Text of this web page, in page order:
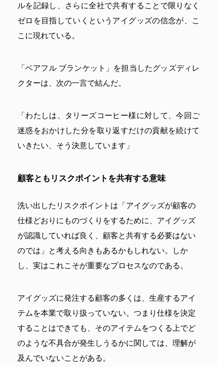
ルを記録し、さらに全社で共有することで限りなく
ゼロを目指していくというアイグッズの信念が、こ
こに現れている。
「ベアフル ブランケット」を担当したグッズディレ
クターは、次の一言で結んだ。
「わたしは、タリーズコーヒー様に対して、今回ご
迷惑をおかけした分を取り返すだけの貢献を続けて
いきたい、そう決意しています」
顧客ともリスクポイントを共有する意味
洗い出したリスクポイントは「アイグッズが顧客の
仕様どおりにものづくりをするために、アイグッズ
が認識していれば良く、顧客と共有する必要はない
のでは」と考える向きもあるかもしれない。しか
し、実はこれこそが重要なプロセスなのである。
アイグッズに発注する顧客の多くは、生産するアイ
テムを本業で取り扱っていない。つまり仕様を決定
することはできても、そのアイテムをつくる上でど
のような不具合が発生しうるかに関しては、理解が
及んでいないことがある。